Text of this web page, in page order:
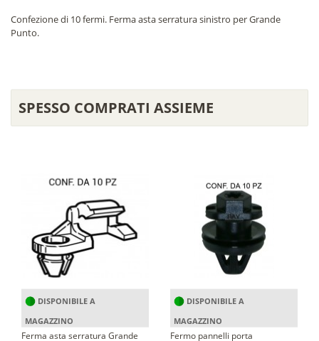
Confezione di 10 fermi. Ferma asta serratura sinistro per Grande
Punto.
SPESSO COMPRATI ASSIEME
DISPONIBILE A
MAGAZZINO
Ferma asta serratura Grande
DISPONIBILE A
MAGAZZINO
Fermo pannelli porta